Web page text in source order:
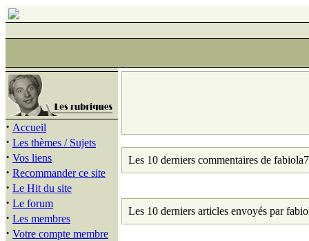
· Accueil
· Les thèmes / Sujets
· Vos liens
· Recommander ce site
· Le Hit du site
· Le forum
· Les membres
· Votre compte membre
Les 10 derniers commentaires de
Les 10 derniers articles envoyés par